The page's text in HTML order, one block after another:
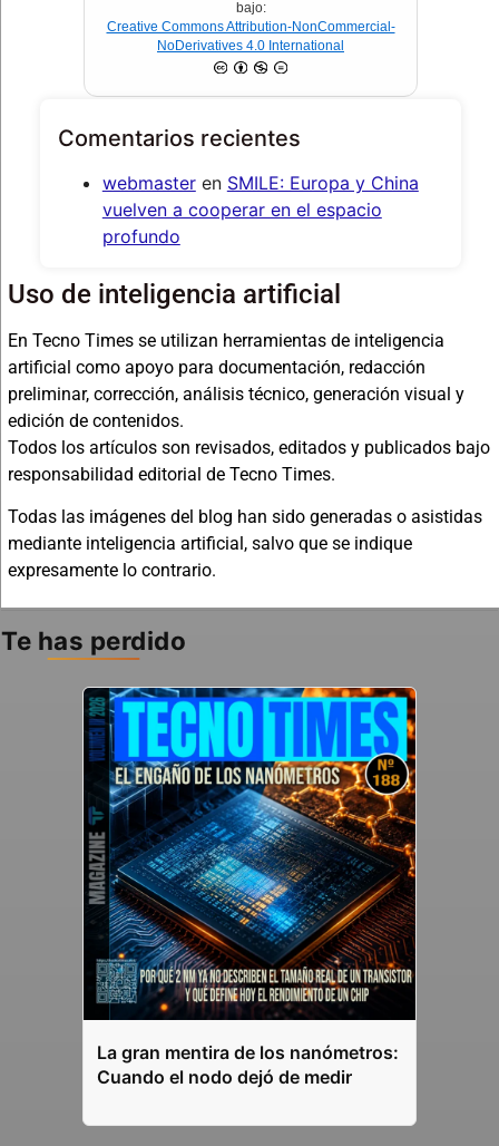
bajo:
Creative Commons Attribution-NonCommercial-
NoDerivatives 4.0 International
Comentarios recientes
webmasteren SMILE: Europa y China
vuelven a cooperar en el espacio
profundo
Uso de inteligencia artificial
En Tecno Times se utilizan herramientas de inteligencia
artificial como apoyo para documentación, redacción
preliminar, corrección, análisis técnico, generación visual y
edición de contenidos.
Todos los artículos son revisados, editados y publicados bajo
responsabilidad editorial de Tecno Times.
Todas las imágenes del blog han sido generadas o asistidas
mediante inteligencia artificial, salvo que se indique
expresamente lo contrario.
Te has perdido
La gran mentira de los nanómetros:
Cuando el nodo dejó de medir